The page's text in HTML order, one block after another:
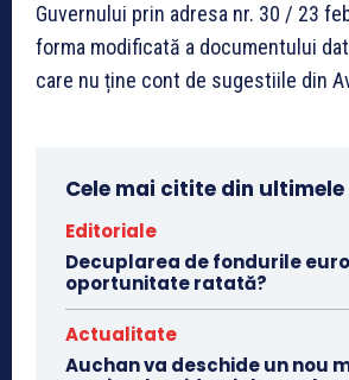
Guvernului prin adresa nr. 30 / 23
forma modificată a documentului
care nu ține cont de sugestiile din
Cele mai citite din ultimele
Editoriale
Decuplarea de fondurile
oportunitate ratată?
Actualitate
Auchan va deschide un nou